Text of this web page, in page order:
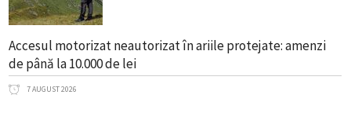
Accesul motorizat neautorizat în ariile protejate: amenzi
de până la 10.000 de lei
7 AUGUST 2026